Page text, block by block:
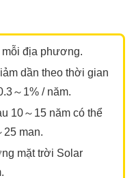
địa phương.
dần theo thời gian
～1% / năm.
10～15 năm có thể
25 man.
mặt trời Solar